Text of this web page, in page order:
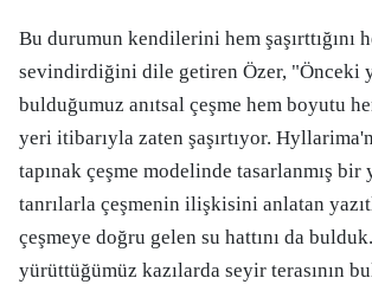
Bu durumun kendilerini hem şaşırttığını
sevindirdiğini dile getiren Özer, "Önceki
bulduğumuz anıtsal çeşme hem boyutu
yeri itibarıyla zaten şaşırtıyor.
tapınak çeşme modelinde tasarlanmış bir
tanrılarla çeşmenin ilişkisini anlatan
çeşmeye doğru gelen su hattını da
yürüttüğümüz kazılarda seyir terasının